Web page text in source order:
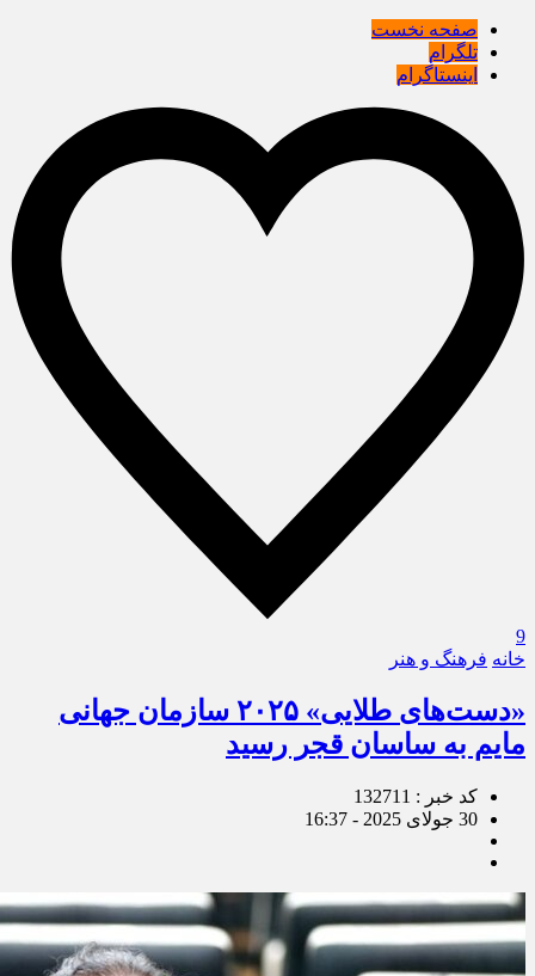
صفحه نخست
تلگرام
اینستاگرام
9
خانه فرهنگ و هنر
«دست‌های طلایی» ۲۰۲۵ سازمان جهانی
مایم به ساسان قجر رسید
کد خبر : 132711
30 جولای 2025 - 16:37